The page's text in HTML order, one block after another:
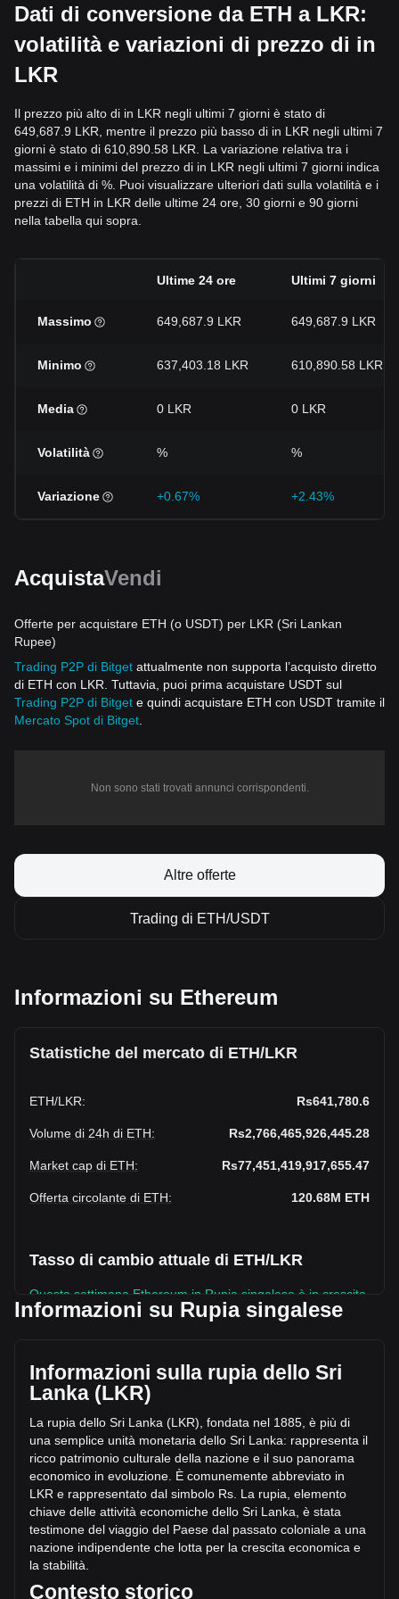
Dati di conversione da ETH a LKR:
volatilità e variazioni di prezzo di in
LKR
Il prezzo più alto di in LKR negli ultimi 7 giorni è stato di
649,687.9 LKR, mentre il prezzo più basso di in LKR negli ultimi 7
giorni è stato di 610,890.58 LKR. La variazione relativa tra i
massimi e i minimi del prezzo di in LKR negli ultimi 7 giorni indica
una volatilità di %. Puoi visualizzare ulteriori dati sulla volatilità e i
prezzi di ETH in LKR delle ultime 24 ore, 30 giorni e 90 giorni
nella tabella qui sopra.
Ultime 24 ore Ultimi 7 giorni
Massimo 649,687.9 LKR 649,687.9 LKR
Minimo 637,403.18 LKR 610,890.58 LKR
Media 0 LKR 0 LKR
Volatilità % %
Variazione +0.67% +2.43%
AcquistaVendi
Offerte per acquistare ETH (o USDT) per LKR (Sri Lankan
Rupee)
Trading P2P di Bitget attualmente non supporta l’acquisto diretto
di ETH con LKR. Tuttavia, puoi prima acquistare USDT sul
Trading P2P di Bitget e quindi acquistare ETH con USDT tramite il
Mercato Spot di Bitget
Non sono stati trovati annunci corrispondenti.
Altre offerte
Trading di ETH/USDT
Informazioni su Ethereum
Statistiche del mercato di ETH/LKR
ETH/LKR: Rs641,780.6
Volume di 24h di ETH: Rs2,766,465,926,445.28
Market cap di ETH: Rs77,451,419,917,655.47
Offerta circolante di ETH: 120.68M ETH
Tasso di cambio attuale di ETH/LKR
Questa settimana Ethereum in Rupia singalese è in crescita.
Il prezzo attuale di Ethereum è Rs641,780.6 per ETH, con
capitalizzazione di mercato totale di
Rs77,451,419,917,655.47 LKR. Il volume di trading di
Ethereum ha subito una variazione di
Rs191,298,860,649.69 LKR nelle ultime 24 ore, pari a
+7.43%. Inoltre, nell’ultima giornata di trading, è stato
scambiato un volume pari a Rs2,575,167,065,795.59 di
Ulteriori informazioni riguardo Ethereum su
Bitget
Prezzo di Ethereum
Previsione del prezzo di Ethereum
Informazioni su Rupia singalese
Informazioni sulla rupia dello Sri
Lanka (LKR)
La rupia dello Sri Lanka (LKR), fondata nel 1885, è più di
una semplice unità monetaria dello Sri Lanka: rappresenta il
ricco patrimonio culturale della nazione e il suo panorama
economico in evoluzione. È comunemente abbreviato in
LKR e rappresentato dal simbolo Rs. La rupia, elemento
chiave delle attività economiche dello Sri Lanka, è stata
testimone del viaggio del Paese dal passato coloniale a una
nazione indipendente che lotta per la crescita economica e
la stabilità.
Contesto storico